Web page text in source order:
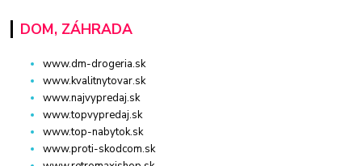
DOM, ZÁHRADA
www.dm-drogeria.sk
www.kvalitnytovar.sk
www.najvypredaj.sk
www.topvypredaj.sk
www.top-nabytok.sk
www.proti-skodcom.sk